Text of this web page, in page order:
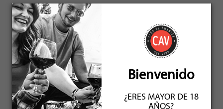
ENERO 2020
Bienvenido
¿ERES MAYOR DE 18
AÑOS?